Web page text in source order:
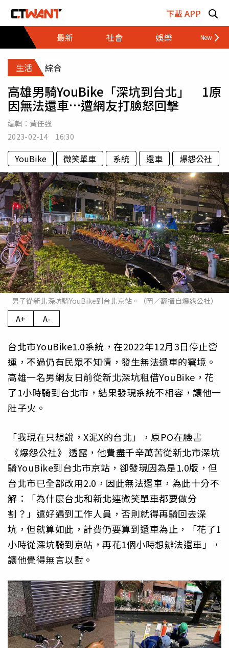
下載 APP
最新
社會 娛樂 財經
生活 綜合
高雄男騎YouBike「深坑到台北」 1原
因無法還車…遭網友打臉怒回擊
編輯： 黃任強
2023-02-14 16:30
YouBike 微笑單車 系統 還車 爆怨公社
男子從新北深坑騎YouBike到台北京站。（圖／翻攝自爆怨公社）
A+ A-
台北市YouBike1.0系統，在2022年12月3日停止營
運，不過仍有民眾不知情，發生無法還車的窘境。
高雄一名男網友日前從新北深坑租借YouBike，花
了1小時騎到台北市，結果發現系統不相容，讓他一
肚子火。
「我現在只想說，X泥X的台北」，原PO在臉書
《爆怨公社》 透露，他費盡千辛萬苦從新北市深坑
騎YouBike到台北市京站，卻發現因為是1.0版，但
台北市已全部改用2.0，因此無法還車，為此十分不
解：「為什麼台北和新北連微笑單車都要做分
割？」還好遇到工作人員，否則就得再騎回去深
坑，但就算如此，計費仍要算到還車為止，「花了1
小時從深坑騎到京站，再花1個小時想辦法還車」，
讓他覺得無言以對。